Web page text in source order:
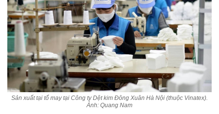
Sản xuất tại tổ may tại Công ty Dệt kim Đông Xuân Hà Nội (thuộc Vinatex).
Ảnh: Quang Nam